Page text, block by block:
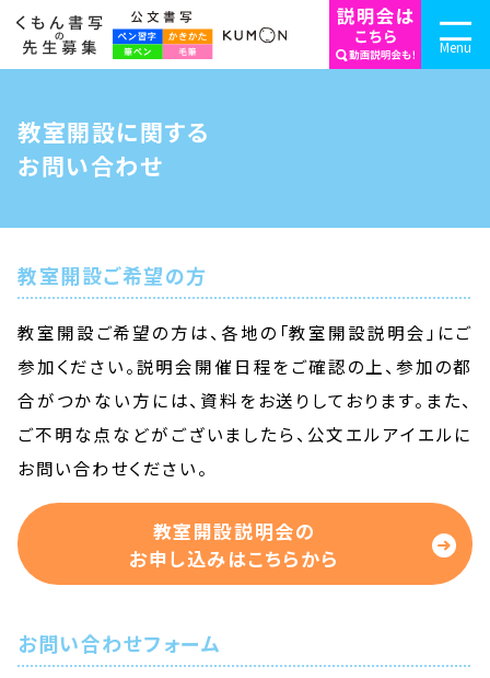
Menu
教室開設に関する
お問い合わせ
教室開設ご希望の方
教室開設ご希望の方は、各地の「教室開設説明会」にご
参加ください。説明会開催日程をご確認の上、参加の都
合がつかない方には、資料をお送りしております。また、
ご不明な点などがございましたら、公文エルアイエルに
お問い合わせください。
教室開設説明会の
お申し込みはこちらから
お問い合わせフォーム